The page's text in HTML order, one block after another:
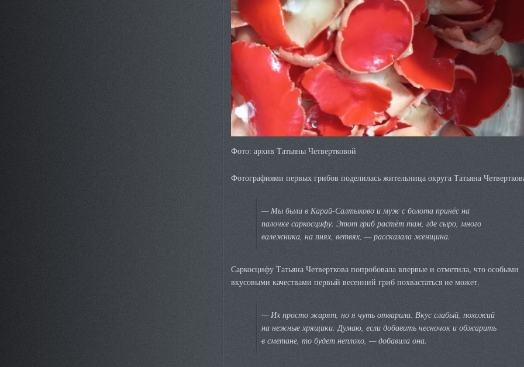
Фото: архив Татьяны Четвертковой
Фотографиями первых грибов поделилась жительница округа Татьяна
— Мы были в Карай-Салтыково и муж с болота принёс на
палочке саркосцифу. Этот гриб растёт там, где сыро, много
валежника, на пнях, ветвях, — рассказала женщина.
Саркосцифу Татьяна Четверткова попробовала впервые и отметила, что особыми
вкусовыми качествами первый весенний гриб похвастаться не может.
— Их просто жарят, но я чуть отварила. Вкус слабый, похожий
на нежные хрящики. Думаю, если добавить чесночок и обжарить
в сметане, то будет неплохо, — добавила она.